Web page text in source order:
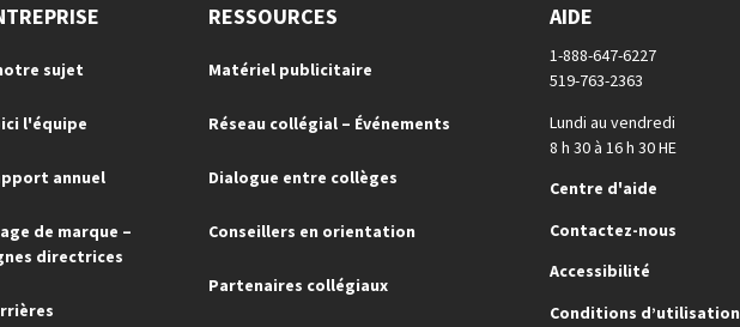
sujet
l'équipe
annuel
de marque –
directrices
RESSOURCES
Matériel publicitaire
Réseau collégial – Événements
Dialogue entre collèges
Conseillers en orientation
Partenaires collégiaux
AIDE
1-888-647-6227
519-763-2363
Lundi au vendredi
8 h 30 à 16 h 30 HE
Centre d'aide
Contactez-nous
Accessibilité
Conditions d’utilisation